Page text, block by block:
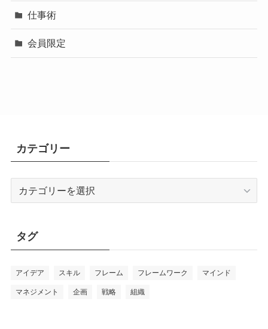
仕事術
会員限定
カテゴリー
ー
タグ
アイデア スキル フレーム フレームワーク マインド
マネジメント 企画 戦略 組織